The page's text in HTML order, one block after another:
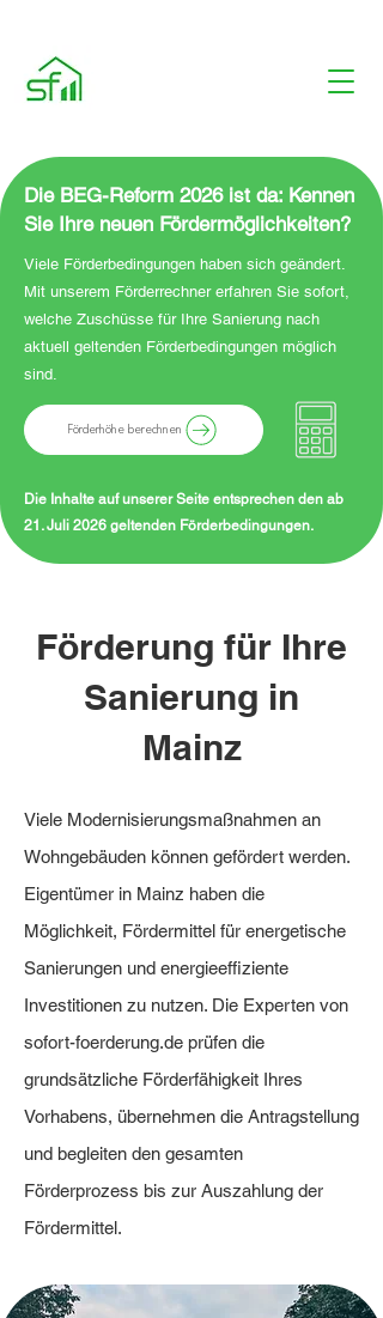
Die BEG-Reform 2026 ist da: Kennen
Sie Ihre neuen Fördermöglichkeiten?
Viele Förderbedingungen haben sich geändert.
Mit unserem Förderrechner erfahren Sie sofort,
welche Zuschüsse für Ihre Sanierung nach
aktuell geltenden Förderbedingungen möglich
sind.
Förderhöhe berechnen
Die Inhalte auf unserer Seite entsprechen den ab
21. Juli 2026 geltenden Förderbedingungen.
Förderung für Ihre
Sanierung in
Mainz
Viele Modernisierungsmaßnahmen an
Wohngebäuden können gefördert werden.
Eigentümer in Mainz haben die
Möglichkeit, Fördermittel für energetische
Sanierungen und energieeffiziente
Investitionen zu nutzen. Die Experten von
sofort-foerderung.de prüfen die
grundsätzliche Förderfähigkeit Ihres
Vorhabens, übernehmen die Antragstellung
und begleiten den gesamten
Förderprozess bis zur Auszahlung der
Fördermittel.